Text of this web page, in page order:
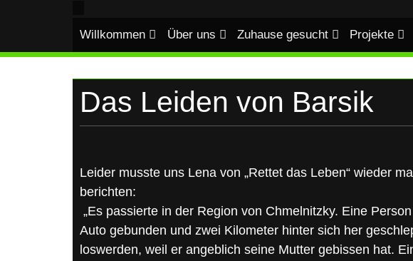
Willkommen Über uns Zuhause gesucht Projekte
Das Leiden von Barsik
Leider musste uns Lena von „Rettet das Leben“ wieder
berichten:
„Es passierte in der Region von Chmelnitzky. Eine
Auto gebunden und zwei Kilometer hinter sich her
loswerden, weil er angeblich seine Mutter gebissen hat.